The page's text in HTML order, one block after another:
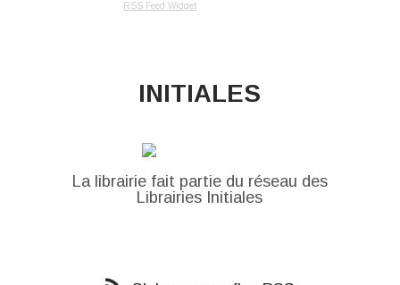
RSS Feed Widget
INITIALES
La librairie fait partie du réseau des
Librairies Initiales